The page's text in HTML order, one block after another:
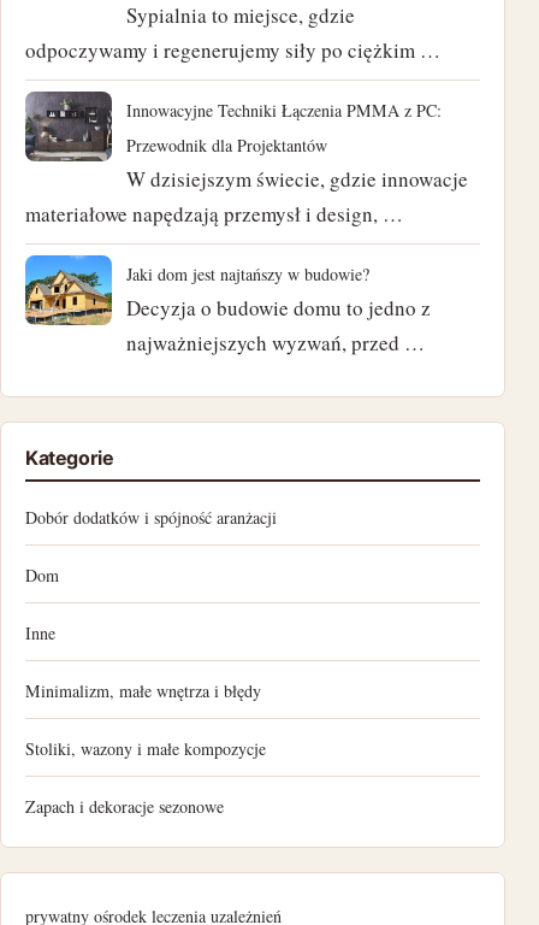
listopad 2023
październik 2023
czerwiec 2023
marzec 2023
styczeń 2023
grudzień 2022
czerwiec 2022
Sypialnia to miejsce, gdzie
odpoczywamy i regenerujemy siły po ciężkim …
Innowacyjne Techniki Łączenia PMMA z PC:
Przewodnik dla Projektantów
W dzisiejszym świecie, gdzie innowacje
materiałowe napędzają przemysł i design, …
Jaki dom jest najtańszy w budowie?
Decyzja o budowie domu to jedno z
najważniejszych wyzwań, przed …
Kategorie
Dobór dodatków i spójność aranżacji
Dom
Inne
Minimalizm, małe wnętrza i błędy
Stoliki, wazony i małe kompozycje
Zapach i dekoracje sezonowe
prywatny ośrodek leczenia uzależnień